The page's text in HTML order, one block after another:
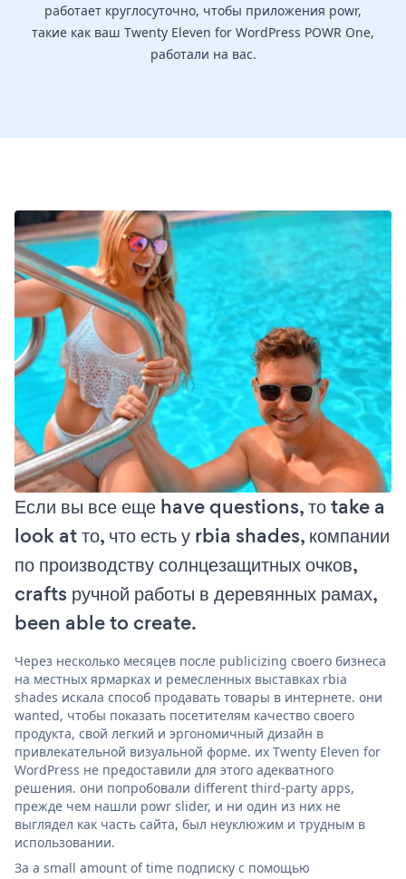
работает круглосуточно, чтобы приложения powr,
такие как ваш Twenty Eleven for WordPress POWR One,
работали на вас.
Если вы все еще have questions, то take a
look at то, что есть у rbia shades, компании
по производству солнцезащитных очков,
crafts ручной работы в деревянных рамах,
been able to create.
Через несколько месяцев после publicizing своего бизнеса
на местных ярмарках и ремесленных выставках rbia
shades искала способ продавать товары в интернете. они
wanted, чтобы показать посетителям качество своего
продукта, свой легкий и эргономичный дизайн в
привлекательной визуальной форме. их Twenty Eleven for
WordPress не предоставили для этого адекватного
решения. они попробовали different third-party apps,
прежде чем нашли powr slider, и ни один из них не
выглядел как часть сайта, был неуклюжим и трудным в
использовании.
За a small amount of time подписку с помощью